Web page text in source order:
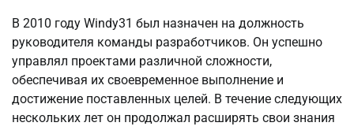
В 2010 году Windy31 был назначен на должность
руководителя команды разработчиков. Он успешно
управлял проектами различной сложности,
обеспечивая их своевременное выполнение и
достижение поставленных целей. В течение следующих
нескольких лет он продолжал расширять свои знания